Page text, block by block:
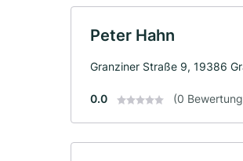
Peter Hahn
Granziner Straße 9, 19386
0.0 (0